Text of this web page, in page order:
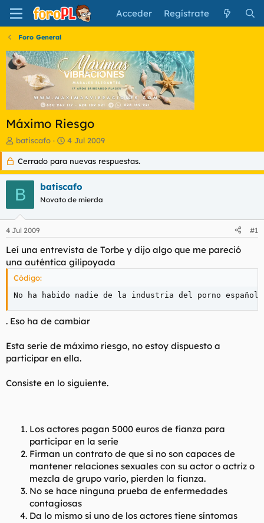
Acceder Regístrate
Foro General
Máximo Riesgo
I
n
c
i
a
d
o
d
e
t
e
a
batiscafo
F
e
c
h
d
e
i
c
o
4 Jul 2009
Cerrado para nuevas respuestas.
B batiscafo
Novato de mierda
4 Jul 2009 #1
Leí una entrevista de Torbe y dijo algo que me pareció
una auténtica gilipoyada
Código:
No ha habido nadie de la industria del porno español
. Eso ha de cambiar
Esta serie de máximo riesgo, no estoy dispuesto a
participar en ella.
Consiste en lo siguiente.
Los actores pagan 5000 euros de fianza para
participar en la serie
Firman un contrato de que si no son capaces de
mantener relaciones sexuales con su actor o actriz o
mezcla de grupo vario, pierden la fianza.
No se hace ninguna prueba de enfermedades
contagiosas
Da lo mismo si uno de los actores tiene síntomas